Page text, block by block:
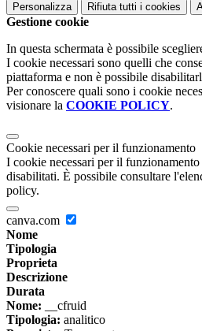
Personalizza Rifiuta tutti i cookies
Gestione cookie
In questa schermata è possibile
I cookie necessari sono quelli che
piattaforma e non è possibile
Per conoscere quali sono i cookie
visionare la COOKIE POLICY.
Cookie necessari per il funzionamento
I cookie necessari per il funzionamento
disabilitati. È possibile consultare
policy.
canva.com
Nome
Tipologia
Proprieta
Descrizione
Durata
Nome: __cfruid
Tipologia: analitico